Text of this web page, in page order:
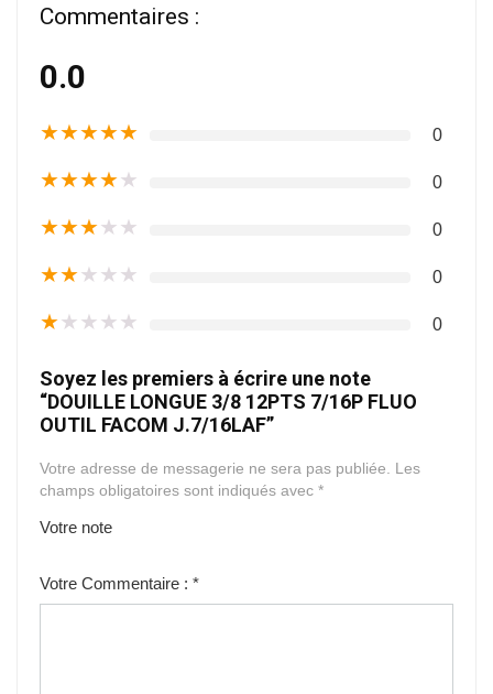
Commentaires :
0.0
★★★★★ 0
★★★★★ 0
★★★★★ 0
★★★★★ 0
★★★★★ 0
Soyez les premiers à écrire une note
“DOUILLE LONGUE 3/8 12PTS 7/16P FLUO
OUTIL FACOM J.7/16LAF”
Votre adresse de messagerie ne sera pas publiée.
Les
champs obligatoires sont indiqués avec *
Votre note
Votre Commentaire : *